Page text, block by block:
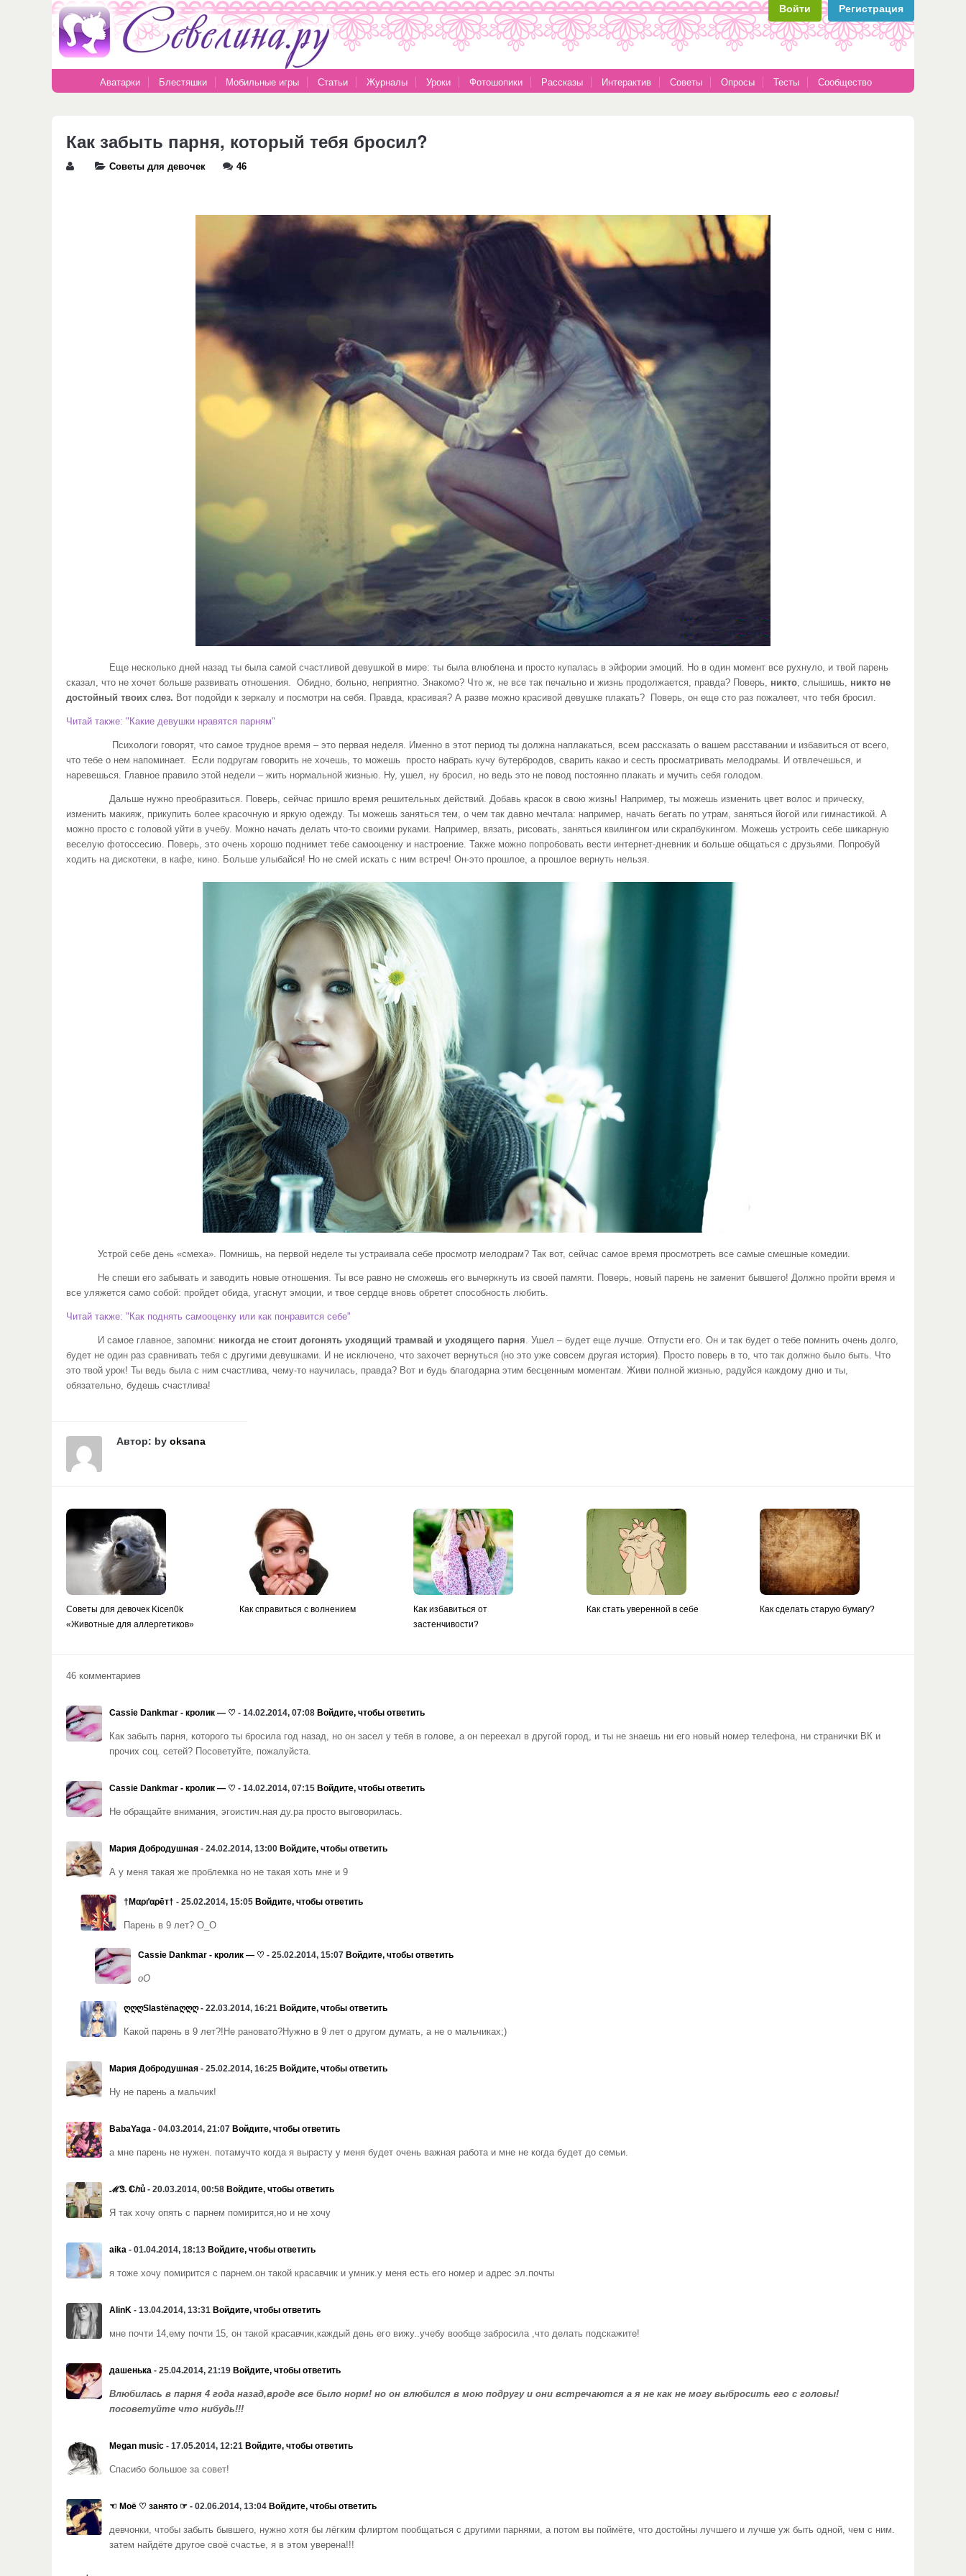
Войти Регистрация
Аватарки Блестяшки Мобильные игры Статьи Журналы Уроки Фотошопики Рассказы Интерактив Советы Опросы Тесты Сообщество
Как забыть парня, который тебя бросил?
Советы для девочек 46
Еще несколько дней назад ты была самой счастливой девушкой в мире: ты была влюблена и просто купалась в эйфории эмоций. Но в один момент все рухнуло, и твой парень
сказал, что не хочет больше развивать отношения. Обидно, больно, неприятно. Знакомо? Что ж, не все так печально и жизнь продолжается, правда? Поверь, никто, слышишь, никто не
достойный твоих слез. Вот подойди к зеркалу и посмотри на себя. Правда, красивая? А разве можно красивой девушке плакать? Поверь, он еще сто раз пожалеет, что тебя бросил.
Читай также: "Какие девушки нравятся парням"
Психологи говорят, что самое трудное время – это первая неделя. Именно в этот период ты должна наплакаться, всем рассказать о вашем расставании и избавиться от всего,
что тебе о нем напоминает. Если подругам говорить не хочешь, то можешь просто набрать кучу бутербродов, сварить какао и сесть просматривать мелодрамы. И отвлечешься, и
наревешься. Главное правило этой недели – жить нормальной жизнью. Ну, ушел, ну бросил, но ведь это не повод постоянно плакать и мучить себя голодом.
Дальше нужно преобразиться. Поверь, сейчас пришло время решительных действий. Добавь красок в свою жизнь! Например, ты можешь изменить цвет волос и прическу,
изменить макияж, прикупить более красочную и яркую одежду. Ты можешь заняться тем, о чем так давно мечтала: например, начать бегать по утрам, заняться йогой или гимнастикой. А
можно просто с головой уйти в учебу. Можно начать делать что-то своими руками. Например, вязать, рисовать, заняться квилингом или скрапбукингом. Можешь устроить себе шикарную
веселую фотоссесию. Поверь, это очень хорошо поднимет тебе самооценку и настроение. Также можно попробовать вести интернет-дневник и больше общаться с друзьями. Попробуй
ходить на дискотеки, в кафе, кино. Больше улыбайся! Но не смей искать с ним встреч! Он-это прошлое, а прошлое вернуть нельзя.
Устрой себе день «смеха». Помнишь, на первой неделе ты устраивала себе просмотр мелодрам? Так вот, сейчас самое время просмотреть все самые смешные комедии.
Не спеши его забывать и заводить новые отношения. Ты все равно не сможешь его вычеркнуть из своей памяти. Поверь, новый парень не заменит бывшего! Должно пройти время и
все уляжется само собой: пройдет обида, угаснут эмоции, и твое сердце вновь обретет способность любить.
Читай также: "Как поднять самооценку или как понравится себе"
И самое главное, запомни: никогда не стоит догонять уходящий трамвай и уходящего парня. Ушел – будет еще лучше. Отпусти его. Он и так будет о тебе помнить очень долго,
будет не один раз сравнивать тебя с другими девушками. И не исключено, что захочет вернуться (но это уже совсем другая история). Просто поверь в то, что так должно было быть. Что
это твой урок! Ты ведь была с ним счастлива, чему-то научилась, правда? Вот и будь благодарна этим бесценным моментам. Живи полной жизнью, радуйся каждому дню и ты,
обязательно, будешь счастлива!
Автор: by oksana
Советы для девочек Kicen0k
«Животные для аллергетиков»
Как справиться с волнением
Как избавиться от
застенчивости?
Как стать уверенной в себе Как сделать старую бумагу?
46 комментариев
Cassie Dankmar - кролик — ♡ - 14.02.2014, 07:08 Войдите, чтобы ответить
Как забыть парня, которого ты бросила год назад, но он засел у тебя в голове, а он переехал в другой город, и ты не знаешь ни его новый номер телефона, ни странички ВК и
прочих соц. сетей? Посоветуйте, пожалуйста.
Cassie Dankmar - кролик — ♡ - 14.02.2014, 07:15 Войдите, чтобы ответить
Не обращайте внимания, эгоистич.ная ду.ра просто выговорилась.
Мария Добродушная - 24.02.2014, 13:00 Войдите, чтобы ответить
А у меня такая же проблемка но не такая хоть мне и 9
†Μαρґαρēт† - 25.02.2014, 15:05 Войдите, чтобы ответить
Парень в 9 лет? О_О
Cassie Dankmar - кролик — ♡ - 25.02.2014, 15:07 Войдите, чтобы ответить
оО
ღღღSlastёnaღღღ- 22.03.2014, 16:21 Войдите, чтобы ответить
Какой парень в 9 лет?!Не рановато?Нужно в 9 лет о другом думать, а не о мальчиках;)
Мария Добродушная - 25.02.2014, 16:25 Войдите, чтобы ответить
Ну не парень а мальчик!
BabaYaga - 04.03.2014, 21:07 Войдите, чтобы ответить
а мне парень не нужен. потамучто когда я вырасту у меня будет очень важная работа и мне не когда будет до семьи.
ℳᏕ. ℂℎů - 20.03.2014, 00:58 Войдите, чтобы ответить
Я так хочу опять с парнем помирится,но и не хочу
aika - 01.04.2014, 18:13 Войдите, чтобы ответить
я тоже хочу помирится с парнем.он такой красавчик и умник.у меня есть его номер и адрес эл.почты
AlinK - 13.04.2014, 13:31 Войдите, чтобы ответить
мне почти 14,ему почти 15, он такой красавчик,каждый день его вижу..учебу вообще забросила ,что делать подскажите!
дашенька - 25.04.2014, 21:19 Войдите, чтобы ответить
Влюбилась в парня 4 года назад,вроде все было норм! но он влюбился в мою подругу и они встречаются а я не как не могу выбросить его с головы!
посоветуйте что нибудь!!!
Megan music - 17.05.2014, 12:21 Войдите, чтобы ответить
Спасибо большое за совет!
☜ Моё ♡ занято ☞ - 02.06.2014, 13:04 Войдите, чтобы ответить
девчонки, чтобы забыть бывшего, нужно хотя бы лёгким флиртом пообщаться с другими парнями, а потом вы поймёте, что достойны лучшего и лучше уж быть одной, чем с ним.
затем найдёте другое своё счастье, я в этом уверена!!!